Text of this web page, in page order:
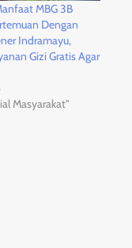
MBG 3B
Dengan
Indramayu,
Gizi Gratis Agar
Masyarakat"